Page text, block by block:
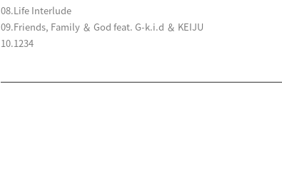
08.Life Interlude
09.Friends, Family ＆ God feat. G-k.i.d ＆ KEIJU
10.1234